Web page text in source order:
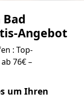
Angebot
: Top-
76€ –
um Ihren